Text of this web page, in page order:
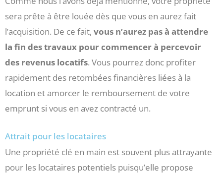
sera prête à être louée dès que vous en aurez fait
l’acquisition. De ce fait, vous n’aurez pas à attendre
la fin des travaux pour commencer à percevoir
des revenus locatifs. Vous pourrez donc profiter
rapidement des retombées financières liées à la
location et amorcer le remboursement de votre
emprunt si vous en avez contracté un.
Attrait pour les locataires
Une propriété clé en main est souvent plus attrayante
pour les locataires potentiels puisqu’elle propose